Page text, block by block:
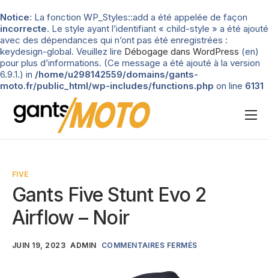
Notice: La fonction WP_Styles::add a été appelée de façon
incorrecte. Le style ayant l’identifiant « child-style » a été ajouté
avec des dépendances qui n’ont pas été enregistrées :
keydesign-global. Veuillez lire Débogage dans WordPress (en)
pour plus d’informations. (Ce message a été ajouté à la version
6.9.1.) in /home/u298142559/domains/gants-
moto.fr/public_html/wp-includes/functions.php on line 6131
Nos tests
Types de gants
Guide d’achat
FIVE
Gants Five Stunt Evo 2
Airflow – Noir
JUIN 19, 2023 ADMIN COMMENTAIRES FERMÉS